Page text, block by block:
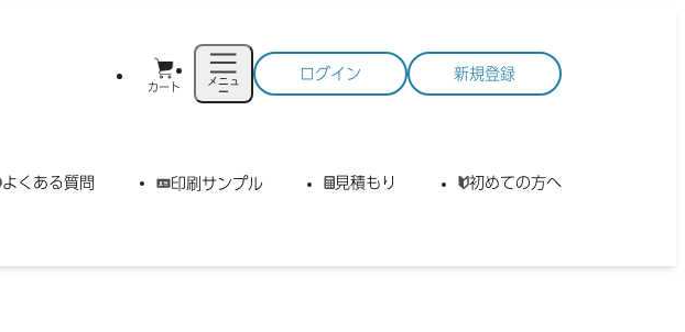
カート
メニュ
ー
ログイン 新規登録
よくある質問 印刷サンプル 見積もり 初めての方へ